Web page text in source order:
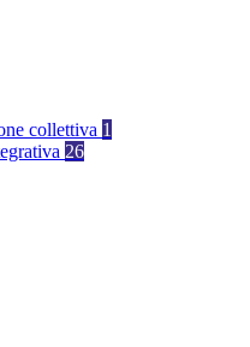
collettiva 1
26